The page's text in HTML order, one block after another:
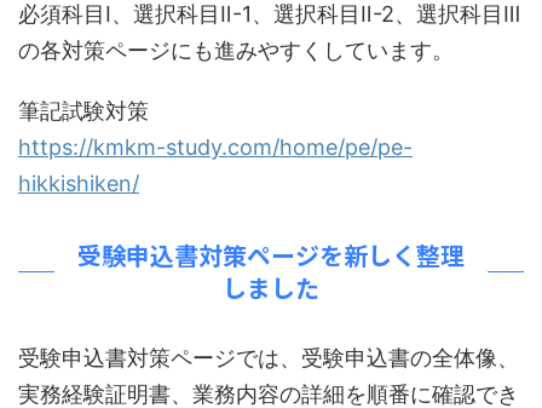
必須科目Ⅰ、選択科目Ⅱ-1、選択科目Ⅱ-2、選択科目Ⅲ
の各対策ページにも進みやすくしています。
筆記試験対策
https://kmkm-study.com/home/pe/pe-
hikkishiken/
受験申込書対策ページを新しく整理
しました
受験申込書対策ページでは、受験申込書の全体像、
実務経験証明書、業務内容の詳細を順番に確認でき